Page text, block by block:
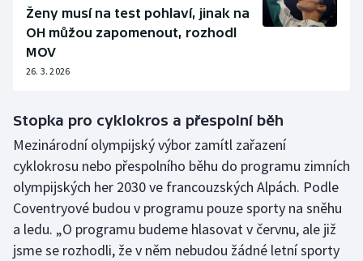
Volejbal
Ostatní
Ženy musí na test pohlaví, jinak na
OH můžou zapomenout, rozhodl
MOV
26. 3. 2026
Stopka pro cyklokros a přespolní běh
Mezinárodní olympijský výbor zamítl zařazení
cyklokrosu nebo přespolního běhu do programu zimních
olympijských her 2030 ve francouzských Alpách. Podle
Coventryové budou v programu pouze sporty na sněhu
a ledu. „O programu budeme hlasovat v červnu, ale již
jsme se rozhodli, že v něm nebudou žádné letní sporty